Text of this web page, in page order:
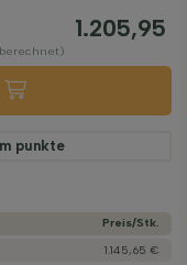
1.205,95
berechnet)
punkte
Preis/­Stk.
1.145,65 €